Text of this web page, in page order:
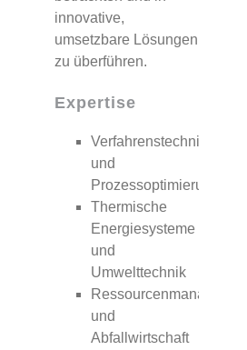
innovative,
umsetzbare Lösungen
zu überführen.
Expertise
Verfahrenstechnik
und
Prozessoptimierung
Thermische
Energiesysteme
und
Umwelttechnik
Ressourcenmanagement
und
Abfallwirtschaft